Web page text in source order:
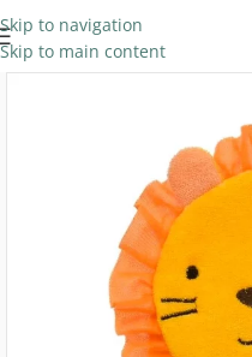
Skip to navigation
Skip to main content